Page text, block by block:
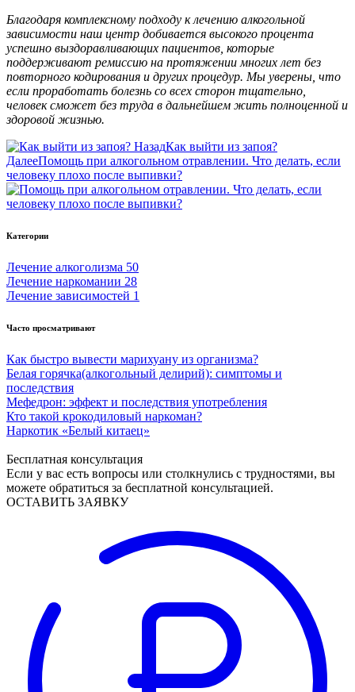
Благодаря комплексному подходу к лечению алкогольной
зависимости наш центр добивается высокого процента
успешно выздоравливающих пациентов, которые
поддерживают ремиссию на протяжении многих лет без
повторного кодирования и других процедур. Мы уверены, что
если проработать болезнь со всех сторон тщательно,
человек сможет без труда в дальнейшем жить полноценной и
здоровой жизнью.
НазадКак выйти из запоя?
ДалееПомощь при алкогольном отравлении. Что делать, если
человеку плохо после выпивки?
Категории
Лечение алкоголизма 50
Лечение наркомании 28
Лечение зависимостей 1
Часто просматривают
Как быстро вывести марихуану из организма?
Белая горячка(алкогольный делирий): симптомы и
последствия
Мефедрон: эффект и последствия употребления
Кто такой крокодиловый наркоман?
Наркотик «Белый китаец»
Бесплатная консультация
Если у вас есть вопросы или столкнулись с трудностями, вы
можете обратиться за бесплатной консультацией.
ОСТАВИТЬ ЗАЯВКУ